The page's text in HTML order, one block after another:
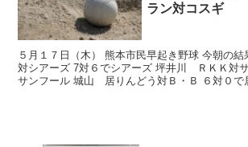
ラン対コスギ
５月１７日（木） 熊本市民早起き野球 今朝の
対シアーズ 7対６でシアーズ 坪井川 ＲＫＫ対
サンフール 城山 居りんどう対Ｂ・Ｂ ６対０で